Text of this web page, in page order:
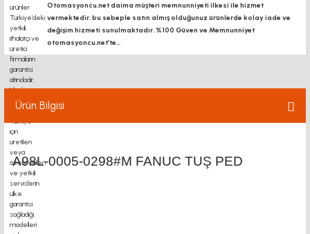
Otomasyoncu.net daima müşteri memnunniyeti ilkesi ile hizmet
vermektedir. bu sebeple satın almış olduğunuz ürünlerde kolay iade ve
değişim hizmeti sunulmaktadır. %100 Güven ve Memnunniyet
otomasyoncu.net’te...
Ürün Bilgisi
A98L-0005-0298#M FANUC TUŞ PED